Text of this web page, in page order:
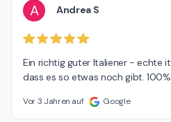
A Andrea S
Ein richtig guter Italiener - echte
dass es so etwas noch gibt.
Vor 3 Jahren auf Google